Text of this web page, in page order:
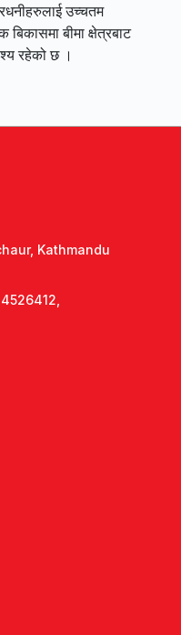
उच्चतम
बीमा क्षेत्रबाट
रहेको छ ।
Kathmandu